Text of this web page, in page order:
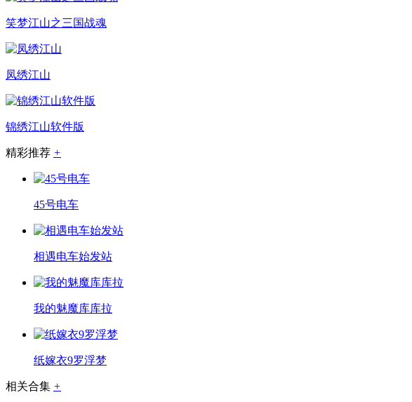
笑梦江山之三国战魂
凤绣江山
锦绣江山软件版
精彩推荐 +
45号电车
相遇电车始发站
我的魅魔库库拉
纸嫁衣9罗浮梦
相关合集 +